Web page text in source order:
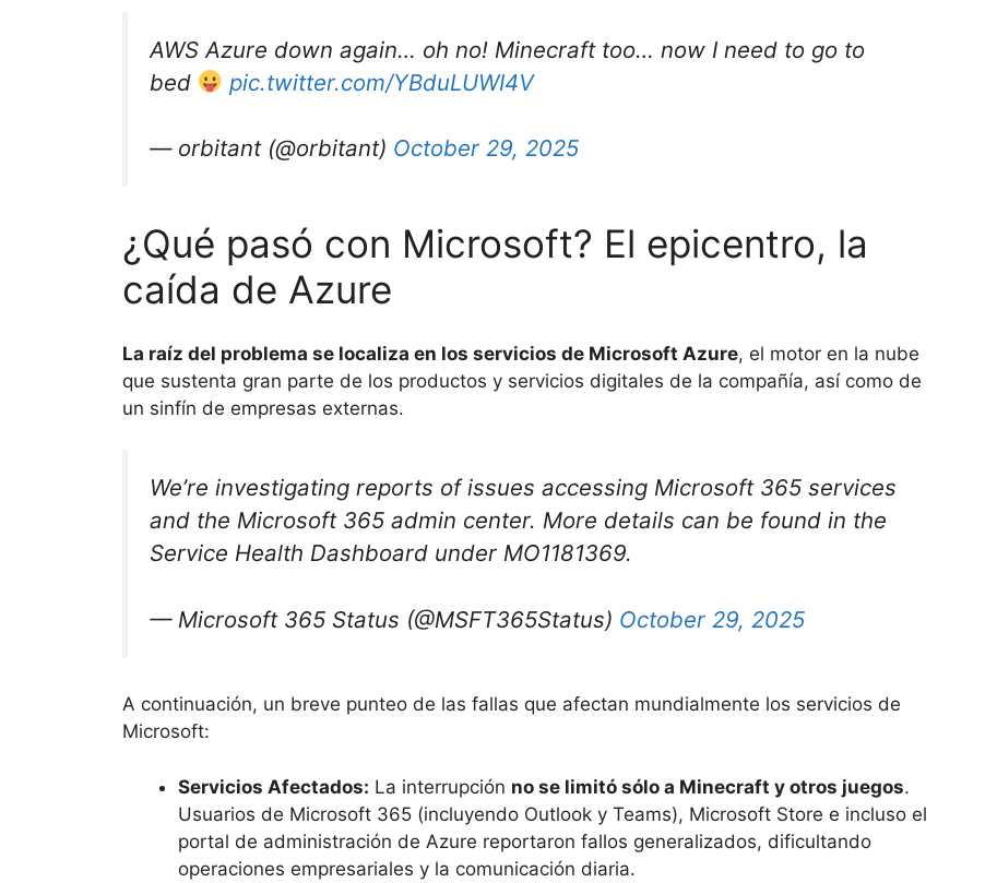
AWS Azure down again… oh no! Minecraft too… now I need to go to
bed
pic.twitter.com/YBduLUWI4V
— orbitant (@orbitant) October 29, 2025
¿Qué pasó con Microsoft? El epicentro, la
caída de Azure
La raíz del problema se localiza en los servicios de Microsoft Azure, el motor en la nube
que sustenta gran parte de los productos y servicios digitales de la compañía, así como de
un sinfín de empresas externas.
We’re investigating reports of issues accessing Microsoft 365 services
and the Microsoft 365 admin center. More details can be found in the
Service Health Dashboard under MO1181369.
— Microsoft 365 Status (@MSFT365Status) October 29, 2025
A continuación, un breve punteo de las fallas que afectan mundialmente los servicios de
Microsoft:
Servicios Afectados: La interrupción no se limitó sólo a Minecraft y otros juegos.
Usuarios de Microsoft 365 (incluyendo Outlook y Teams), Microsoft Store e incluso el
portal de administración de Azure reportaron fallos generalizados, dificultando
operaciones empresariales y la comunicación diaria.